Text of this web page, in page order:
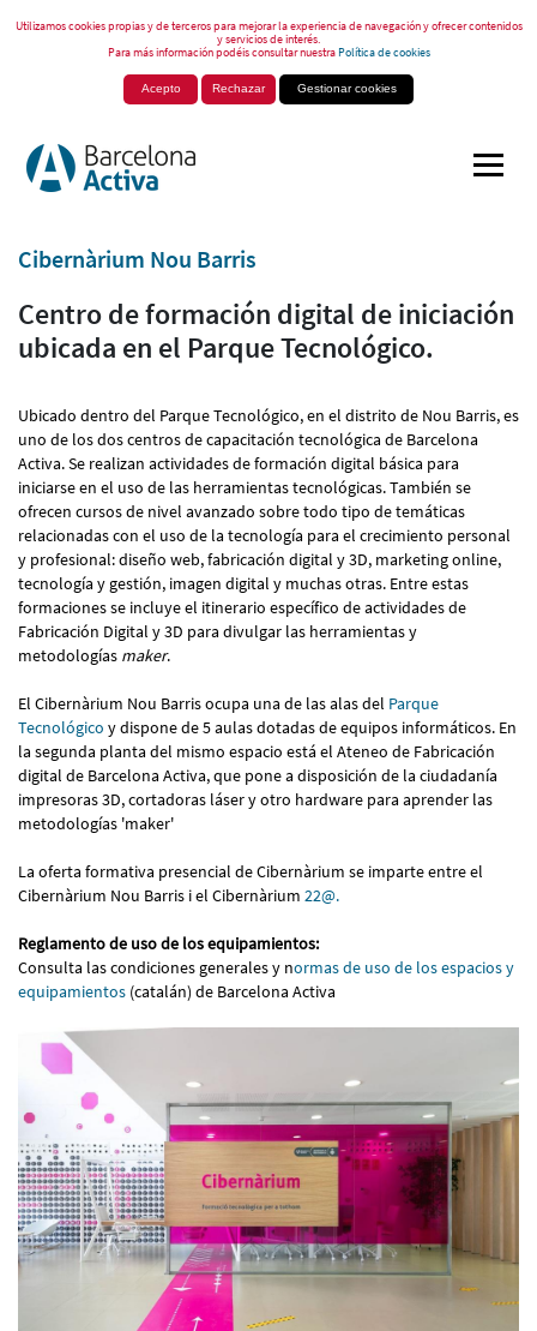
Utilizamos cookies propias y de terceros para mejorar la experiencia de navegación y ofrecer contenidos
y servicios de interés.
Para más información podéis consultar nuestraPolítica de cookies
Acepto Rechazar Gestionar cookies
Cibernàrium Nou Barris
Centro de formación digital de iniciación
ubicada en el Parque Tecnológico.
Ubicado dentro del Parque Tecnológico, en el distrito de Nou Barris, es
uno de los dos centros de capacitación tecnológica de Barcelona
Activa. Se realizan actividades de formación digital básica para
iniciarse en el uso de las herramientas tecnológicas. También se
ofrecen cursos de nivel avanzado sobre todo tipo de temáticas
relacionadas con el uso de la tecnología para el crecimiento personal
y profesional: diseño web, fabricación digital y 3D, marketing online,
tecnología y gestión, imagen digital y muchas otras. Entre estas
formaciones se incluye el itinerario específico de actividades de
Fabricación Digital y 3D para divulgar las herramientas y
metodologías maker.
El Cibernàrium Nou Barris ocupa una de las alas del Parque
Tecnológico y dispone de 5 aulas dotadas de equipos informáticos. En
la segunda planta del mismo espacio está el Ateneo de Fabricación
digital de Barcelona Activa, que pone a disposición de la ciudadanía
impresoras 3D, cortadoras láser y otro hardware para aprender las
metodologías 'maker'
La oferta formativa presencial de Cibernàrium se imparte entre el
Cibernàrium Nou Barris i el Cibernàrium 22@.
Reglamento de uso de los equipamientos:
Consulta las condiciones generales y normas de uso de los espacios y
equipamientos (catalán) de Barcelona Activa